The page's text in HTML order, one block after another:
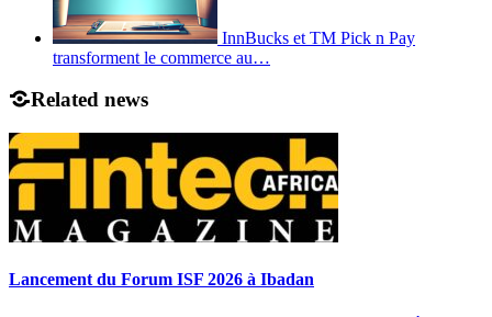
InnBucks et TM Pick n Pay
transforment le commerce au…
Related news
Lancement du Forum ISF 2026 à Ibadan